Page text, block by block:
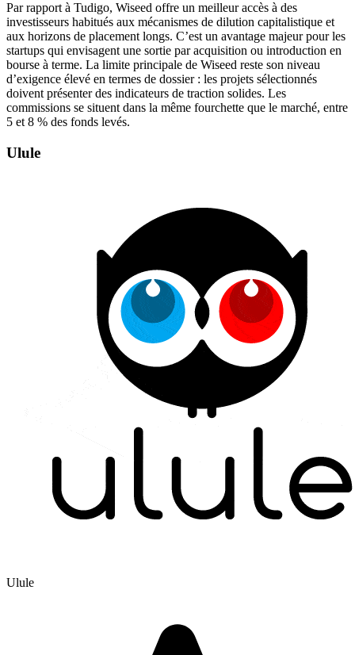
Par rapport à Tudigo, Wiseed offre un meilleur accès à des
investisseurs habitués aux mécanismes de dilution capitalistique et
aux horizons de placement longs. C’est un avantage majeur pour les
startups qui envisagent une sortie par acquisition ou introduction en
bourse à terme. La limite principale de Wiseed reste son niveau
d’exigence élevé en termes de dossier : les projets sélectionnés
doivent présenter des indicateurs de traction solides. Les
commissions se situent dans la même fourchette que le marché, entre
5 et 8 % des fonds levés.
Ulule
Ulule